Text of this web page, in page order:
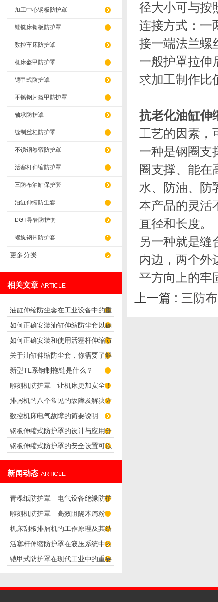
加工中心钢板防护罩
镗铣床钢板防护罩
数控车床防护罩
机床盔甲防护罩
铠甲式防护罩
不锈钢片盔甲防护罩
轴承防护罩
缝制丝杠防护罩
不锈钢卷帘防护罩
活塞杆伸缩防护罩
三防布油缸保护套
油缸伸缩防尘套
DGT导管防护套
螺旋钢带防护套
更多分类
相关文章 ARTICLE
油缸伸缩防尘套在工业设备中的重
要性
如何正确安装油缸伸缩防尘套以确
保其有效工作？
如何正确安装和使用活塞杆伸缩防
护罩？
关于油缸伸缩防尘套，你需要了解
的还有这么多！
新型TL系钢制拖链是什么？
雕刻机防护罩，让机床更加安全！
排屑机的八个常见的故障及解决方
法
数控机床电气故障的简要说明
钢板伸缩式防护罩的设计与应用分
析
钢板伸缩式防护罩的安全设置可以
新闻动态 ARTICLE
青稞纸防护罩：电气设备绝缘防护
专用方案
雕刻机防护罩：高效阻隔木屑粉
尘，守护设备精度与安全
机床刮板排屑机的工作原理及其结
构分析
活塞杆伸缩防护罩在液压系统中的
应用
铠甲式防护罩在现代工业中的重要
径大小可与按
连接方式：一
接一端法兰螺
一般护罩拉伸
求加工制作比
抗老化油缸伸
工艺的因素，
一种是钢圈支
圈支撑、能
水、防油、防
本产品的灵活
直径和长度。
另一种就是缝
内边，两个外
平方向上的牢
上一篇 : 三防